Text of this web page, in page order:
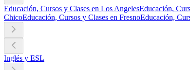
Educación, Cursos y Clases en Los AngelesEducación,
ChicoEducación, Cursos y Clases en FresnoEducación,
Inglés y ESL